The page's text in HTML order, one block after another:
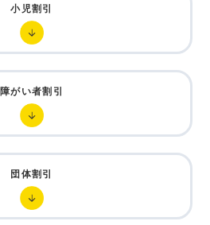
小児割引
障がい者割引
団体割引